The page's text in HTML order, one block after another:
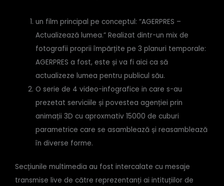
un film principal pe conceptul: “AGERPRES –
Actualizează lumea.” Realizat dintr-un mix de
fotografii proprii împărțite pe 3 planuri temporale:
AGERPRES a fost, este și va fi aici ca să
actualizeze lumea pentru publicul său.
O serie de 4 video-infografice in care s-au
prezetat serviciile și povestea agenției prin
animații 3D cu aproxmativ 15000 de cuburi
parametrice care se asamblează și reasamblează
în diverse forme.
Secțiunile multimedia au fost intercalate cu mesaje
transmise live de către reprezentanți ai intituțiilor de